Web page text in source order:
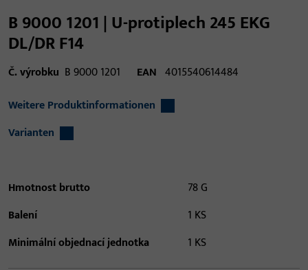
B 9000 1201 | U-protiplech 245 EKG
DL/DR F14
Č. výrobku B 9000 1201 EAN 4015540614484
Weitere Produktinformationen
Varianten
Hmotnost brutto
78 G
Balení
1 KS
Minimální objednací jednotka
1 KS